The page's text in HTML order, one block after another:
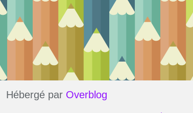
Hébergé par Overblog